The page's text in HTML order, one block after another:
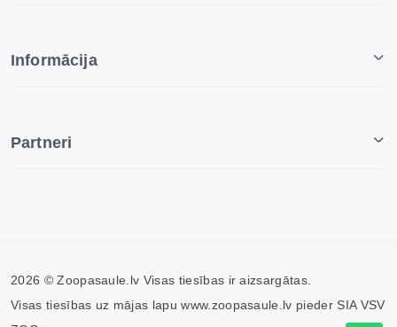
Informācija
Partneri
2026 © Zoopasaule.lv Visas tiesības ir aizsargātas.
Visas tiesības uz mājas lapu www.zoopasaule.lv pieder SIA VSV